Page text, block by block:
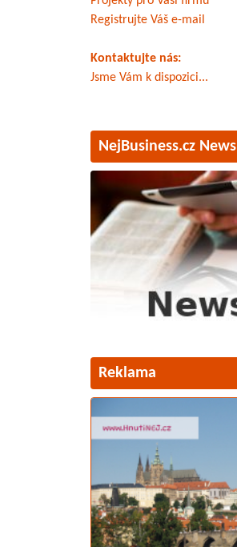
Registrujte Váš e-mail
Kontaktujte nás:
Jsme Vám k dispozici...
NejBusiness.cz News
Reklama